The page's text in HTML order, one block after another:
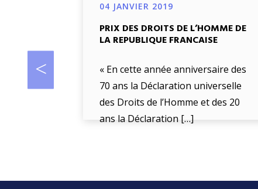
04 JANVIER 2019
PRIX DES DROITS DE L’HOMME DE
LA REPUBLIQUE FRANCAISE
« En cette année anniversaire des
70 ans la Déclaration universelle
des Droits de l’Homme et des 20
ans la Déclaration […]